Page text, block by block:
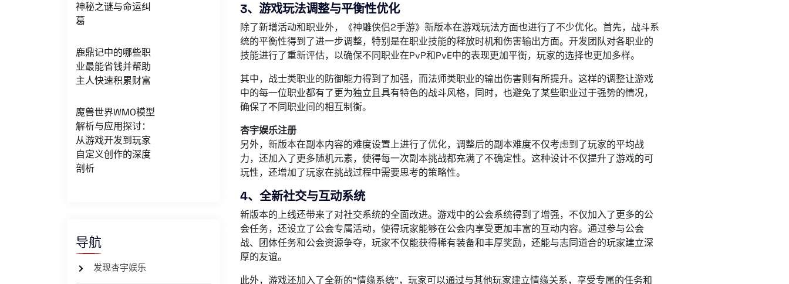
神秘之谜与命运纠
葛
鹿鼎记中的哪些职
业最能省钱并帮助
主人快速积累财富
魔兽世界WMO模型
解析与应用探讨：
从游戏开发到玩家
自定义创作的深度
剖析
导航
发现杏宇娱乐
3、游戏玩法调整与平衡性优化
除了新增活动和职业外，《神雕侠侣2手游》新版本在游戏玩法方面也进行了不少优化。首先，战斗系
统的平衡性得到了进一步调整，特别是在职业技能的释放时机和伤害输出方面。开发团队对各职业的
技能进行了重新评估，以确保不同职业在PvP和PvE中的表现更加平衡，玩家的选择也更加多样。
其中，战士类职业的防御能力得到了加强，而法师类职业的输出伤害则有所提升。这样的调整让游戏
中的每一位职业都有了更为独立且具有特色的战斗风格，同时，也避免了某些职业过于强势的情况，
确保了不同职业间的相互制衡。
杏宇娱乐注册
另外，新版本在副本内容的难度设置上进行了优化，调整后的副本难度不仅考虑到了玩家的平均战
力，还加入了更多随机元素，使得每一次副本挑战都充满了不确定性。这种设计不仅提升了游戏的可
玩性，还增加了玩家在挑战过程中需要思考的策略性。
4、全新社交与互动系统
新版本的上线还带来了对社交系统的全面改进。游戏中的公会系统得到了增强，不仅加入了更多的公
会任务，还设立了公会专属活动，使得玩家能够在公会内享受更加丰富的互动内容。通过参与公会
战、团体任务和公会资源争夺，玩家不仅能获得稀有装备和丰厚奖励，还能与志同道合的玩家建立深
厚的友谊。
此外，游戏还加入了全新的“情缘系统”，玩家可以通过与其他玩家建立情缘关系，享受专属的任务和